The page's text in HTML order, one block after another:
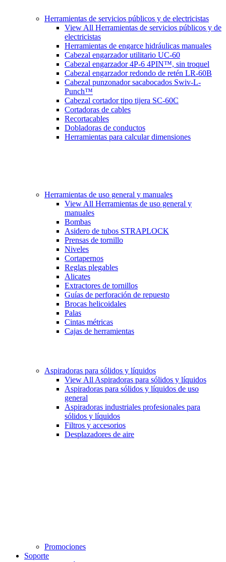
Herramientas de servicios públicos y de electricistas
View All Herramientas de servicios públicos y de
electricistas
Herramientas de engarce hidráulicas manuales
Cabezal engarzador utilitario UC-60
Cabezal engarzador 4P-6 4PIN™, sin troquel
Cabezal engarzador redondo de retén LR-60B
Cabezal punzonador sacabocados Swiv-L-
Punch™
Cabezal cortador tipo tijera SC-60C
Cortadoras de cables
Recortacables
Dobladoras de conductos
Herramientas para calcular dimensiones
Herramientas de uso general y manuales
View All Herramientas de uso general y
manuales
Bombas
Asidero de tubos STRAPLOCK
Prensas de tornillo
Niveles
Cortapernos
Reglas plegables
Alicates
Extractores de tornillos
Guías de perforación de repuesto
Brocas helicoidales
Palas
Cintas métricas
Cajas de herramientas
Aspiradoras para sólidos y líquidos
View All Aspiradoras para sólidos y líquidos
Aspiradoras para sólidos y líquidos de uso
general
Aspiradoras industriales profesionales para
sólidos y líquidos
Filtros y accesorios
Desplazadores de aire
Promociones
Soporte